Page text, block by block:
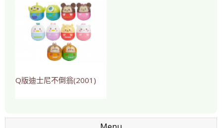
Q版迪士尼不倒翁(2001)